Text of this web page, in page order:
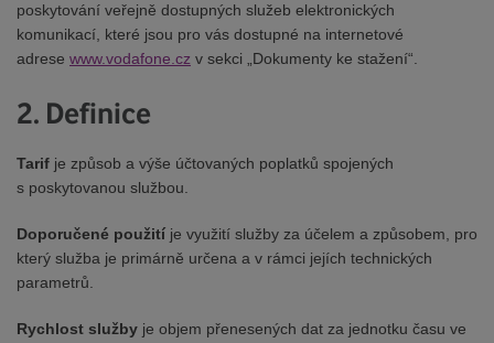
poskytování veřejně dostupných služeb elektronických
komunikací, které jsou pro vás dostupné na internetové
adrese www.vodafone.cz v sekci „Dokumenty ke stažení“.
2. Definice
Tarif je způsob a výše účtovaných poplatků spojených
s poskytovanou službou.
Doporučené použití je využití služby za účelem a způsobem, pro
který služba je primárně určena a v rámci jejích technických
parametrů.
Rychlost služby je objem přenesených dat za jednotku času ve